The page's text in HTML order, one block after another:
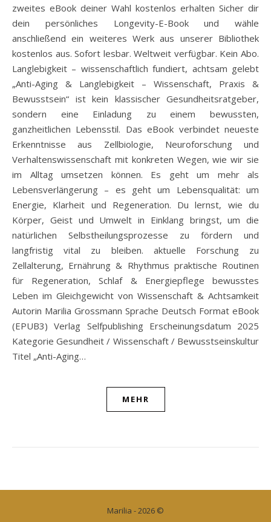
zweites eBook deiner Wahl kostenlos erhalten Sicher dir
dein persönliches Longevity-E-Book und wähle
anschließend ein weiteres Werk aus unserer Bibliothek
kostenlos aus. Sofort lesbar. Weltweit verfügbar. Kein Abo.
Langlebigkeit – wissenschaftlich fundiert, achtsam gelebt
„Anti-Aging & Langlebigkeit – Wissenschaft, Praxis &
Bewusstsein“ ist kein klassischer Gesundheitsratgeber,
sondern eine Einladung zu einem bewussten,
ganzheitlichen Lebensstil. Das eBook verbindet neueste
Erkenntnisse aus Zellbiologie, Neuroforschung und
Verhaltenswissenschaft mit konkreten Wegen, wie wir sie
im Alltag umsetzen können. Es geht um mehr als
Lebensverlängerung – es geht um Lebensqualität: um
Energie, Klarheit und Regeneration. Du lernst, wie du
Körper, Geist und Umwelt in Einklang bringst, um die
natürlichen Selbstheilungsprozesse zu fördern und
langfristig vital zu bleiben. aktuelle Forschung zu
Zellalterung, Ernährung & Rhythmus praktische Routinen
für Regeneration, Schlaf & Energiepflege bewusstes
Leben im Gleichgewicht von Wissenschaft & Achtsamkeit
Autorin Marilia Grossmann Sprache Deutsch Format eBook
(EPUB3) Verlag Selfpublishing Erscheinungsdatum 2025
Kategorie Gesundheit / Wissenschaft / Bewusstseinskultur
Titel „Anti-Aging…
MEHR
Marilia - 2026 ©